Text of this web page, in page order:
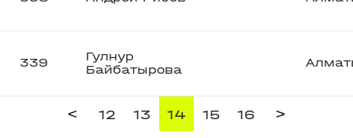
339
Гулнур
Байбатырова
< 12 13 14 15 16 >